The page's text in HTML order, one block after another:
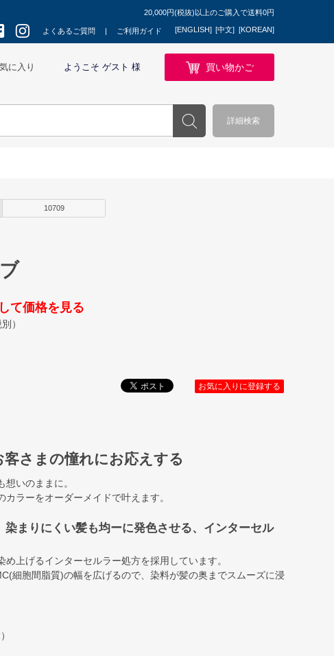
20,000円(税抜)以上のご購入で送料0円
よくあるご質問 ご利用ガイド [ENGLISH] [中文] [KOREAN]
に入り ようこそ ゲスト 様 買い物かご
詳細検索
10709
て価格を見る
）
お気に入りに登録する
さまの憧れにお応えする
いのままに。
カラーをオーダーメイドで叶えます。
染まりにくい髪も均ーに発色させる、インターセル
め上げるインターセルラー処方を採用しています。
細胞間脂質)の幅を広げるので、染料が髪の奥までスムーズに浸